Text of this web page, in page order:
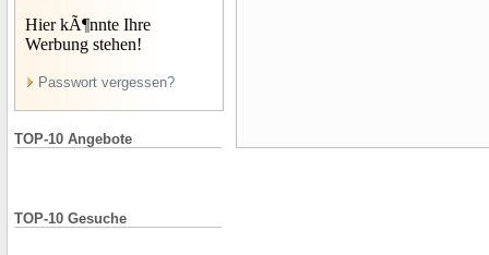
Hier kÃ¶nnte Ihre
Werbung stehen!
Passwort vergessen?
TOP-10 Angebote
TOP-10 Gesuche